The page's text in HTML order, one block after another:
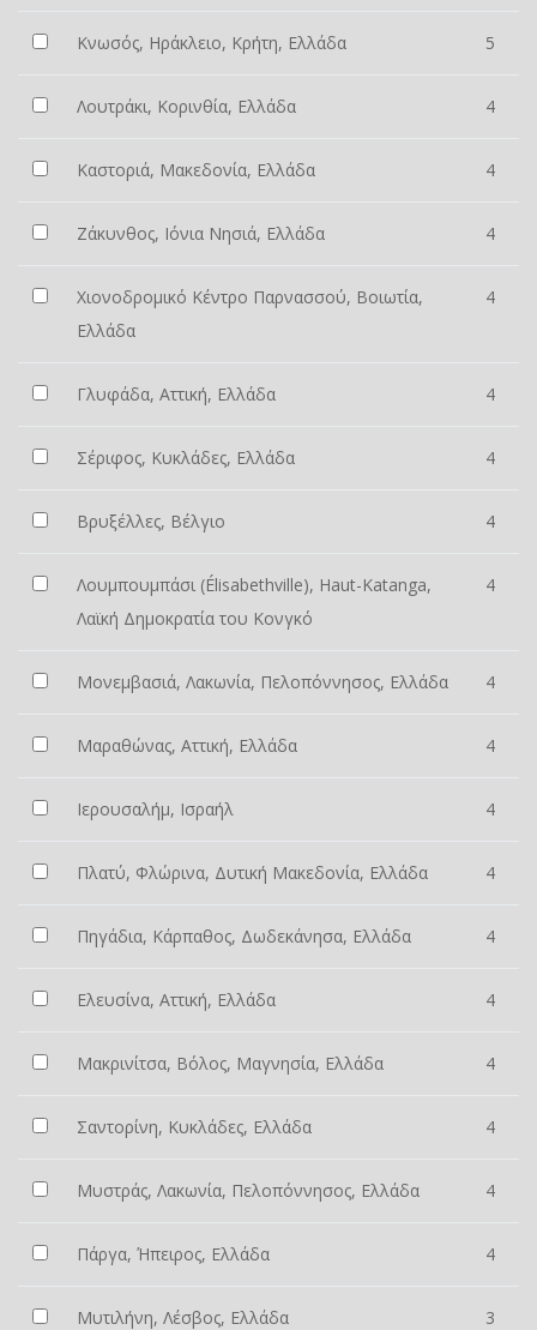
Κνωσός, Ηράκλειο, Κρήτη, Ελλάδα 5
Λουτράκι, Κορινθία, Ελλάδα 4
Καστοριά, Μακεδονία, Ελλάδα 4
Ζάκυνθος, Ιόνια Νησιά, Ελλάδα 4
Χιονοδρομικό Κέντρο Παρνασσού, Βοιωτία,
Ελλάδα
4
Γλυφάδα, Αττική, Ελλάδα 4
Σέριφος, Κυκλάδες, Ελλάδα 4
Βρυξέλλες, Βέλγιο 4
Λουμπουμπάσι (Élisabethville), Haut-Katanga,
Λαϊκή Δημοκρατία του Κονγκό
4
Μονεμβασιά, Λακωνία, Πελοπόννησος, Ελλάδα 4
Μαραθώνας, Αττική, Ελλάδα 4
Ιερουσαλήμ, Ισραήλ 4
Πλατύ, Φλώρινα, Δυτική Μακεδονία, Ελλάδα 4
Πηγάδια, Κάρπαθος, Δωδεκάνησα, Ελλάδα 4
Ελευσίνα, Αττική, Ελλάδα 4
Μακρινίτσα, Βόλος, Μαγνησία, Ελλάδα 4
Σαντορίνη, Κυκλάδες, Ελλάδα 4
Μυστράς, Λακωνία, Πελοπόννησος, Ελλάδα 4
Πάργα, Ήπειρος, Ελλάδα 4
Μυτιλήνη, Λέσβος, Ελλάδα 3